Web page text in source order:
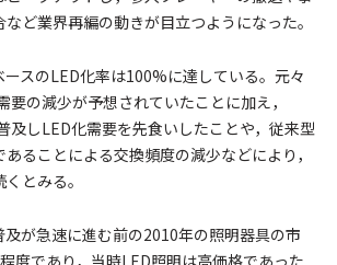
ど業界再編の動きが目立つようになった。
スのLED化率は100%に達している。元々
要の減少が予想されていたことに加え，
及しLED化需要を先食いしたことや，従来型
ることによる交換頻度の減少などにより，
とみる。
が急速に進む前の2010年の照明器具の市
度であり，当時LED照明は高価格であった